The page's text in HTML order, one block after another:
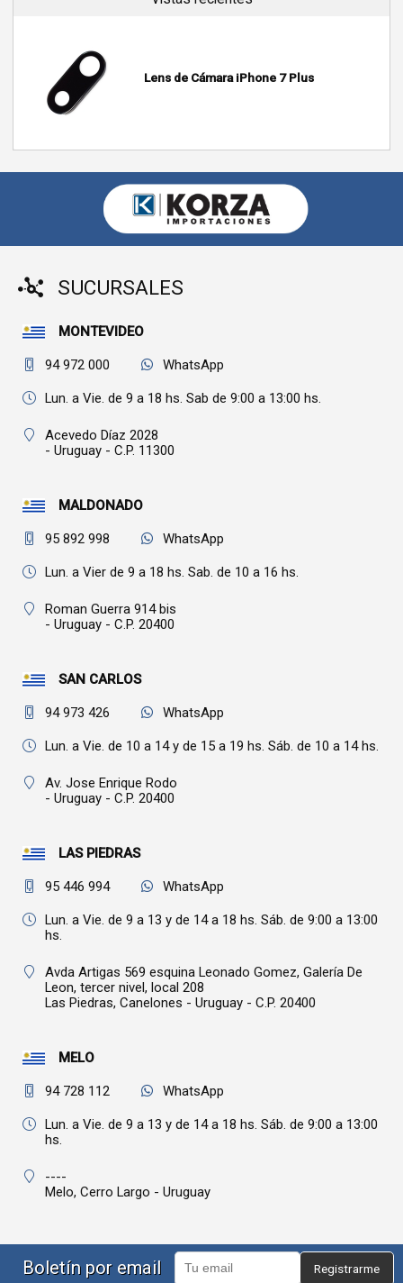
Lens de Cámara iPhone 7 Plus
SUCURSALES
MONTEVIDEO
94 972 000 WhatsApp
Lun. a Vie. de 9 a 18 hs. Sab de 9:00 a 13:00 hs.
Acevedo Díaz 2028
- Uruguay - C.P. 11300
MALDONADO
95 892 998 WhatsApp
Lun. a Vier de 9 a 18 hs. Sab. de 10 a 16 hs.
Roman Guerra 914 bis
- Uruguay - C.P. 20400
SAN CARLOS
94 973 426 WhatsApp
Lun. a Vie. de 10 a 14 y de 15 a 19 hs. Sáb. de 10 a 14 hs.
Av. Jose Enrique Rodo
- Uruguay - C.P. 20400
LAS PIEDRAS
95 446 994 WhatsApp
Lun. a Vie. de 9 a 13 y de 14 a 18 hs. Sáb. de 9:00 a 13:00
hs.
Avda Artigas 569 esquina Leonado Gomez, Galería De
Leon, tercer nivel, local 208
Las Piedras, Canelones - Uruguay - C.P. 20400
MELO
94 728 112 WhatsApp
Lun. a Vie. de 9 a 13 y de 14 a 18 hs. Sáb. de 9:00 a 13:00
hs.
----
Melo, Cerro Largo - Uruguay
Boletín por email Registrarme